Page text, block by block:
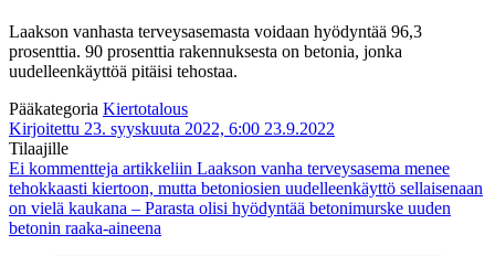
Laakson vanhasta terveysasemasta voidaan hyödyntää 96,3
prosenttia. 90 prosenttia rakennuksesta on betonia, jonka
uudelleenkäyttöä pitäisi tehostaa.
Pääkategoria Kiertotalous
Kirjoitettu 23. syyskuuta 2022, 6:00 23.9.2022
Tilaajille
Ei kommentteja artikkeliin Laakson vanha terveysasema menee
tehokkaasti kiertoon, mutta betoniosien uudelleenkäyttö sellaisenaan
on vielä kaukana – Parasta olisi hyödyntää betonimurske uuden
betonin raaka-aineena